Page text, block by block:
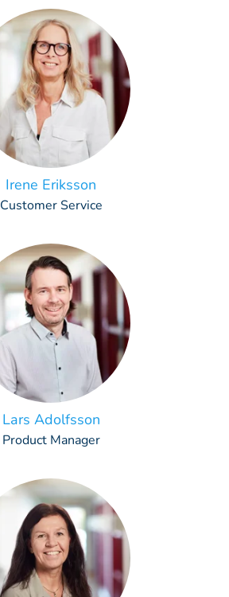
Irene Eriksson
Customer Service
Lars Adolfsson
Product Manager